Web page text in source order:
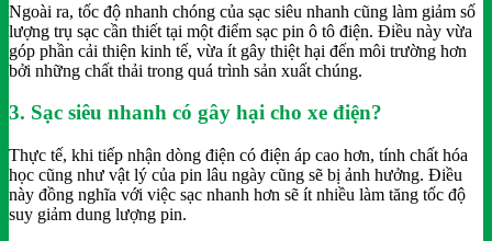
Ngoài ra, tốc độ nhanh chóng của sạc siêu nhanh cũng làm giảm số
lượng trụ sạc cần thiết tại một điểm sạc pin ô tô điện. Điều này vừa
góp phần cải thiện kinh tế, vừa ít gây thiệt hại đến môi trường hơn
bởi những chất thải trong quá trình sản xuất chúng.
3. Sạc siêu nhanh có gây hại cho xe điện?
Thực tế, khi tiếp nhận dòng điện có điện áp cao hơn, tính chất hóa
học cũng như vật lý của pin lâu ngày cũng sẽ bị ảnh hưởng. Điều
này đồng nghĩa với việc sạc nhanh hơn sẽ ít nhiều làm tăng tốc độ
suy giảm dung lượng pin.